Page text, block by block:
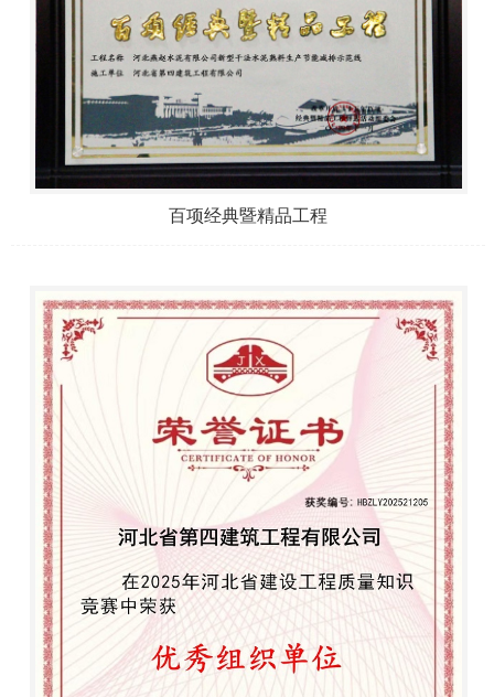
百项经典暨精品工程